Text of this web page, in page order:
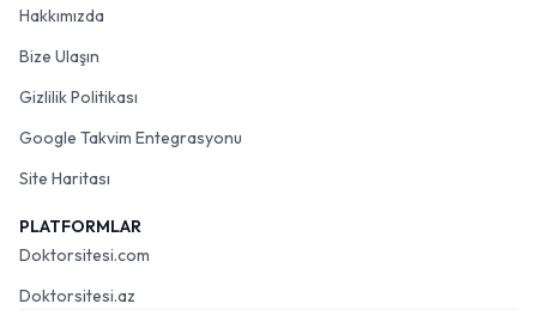
Hakkımızda
Bize Ulaşın
Gizlilik Politikası
Google Takvim Entegrasyonu
Site Haritası
PLATFORMLAR
Doktorsitesi.com
Doktorsitesi.az